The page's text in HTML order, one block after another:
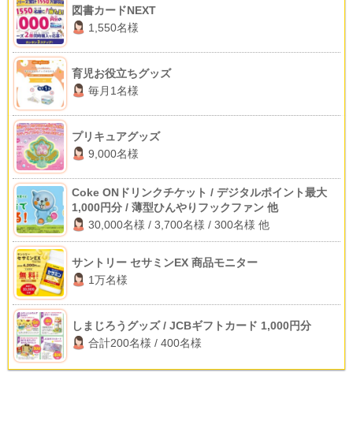
図書カードNEXT
1,550名様
育児お役立ちグッズ
毎月1名様
プリキュアグッズ
9,000名様
Coke ONドリンクチケット / デジタルポイント最大
1,000円分 / 薄型ひんやりフックファン 他
30,000名様 / 3,700名様 / 300名様 他
サントリー セサミンEX 商品モニター
1万名様
しまじろうグッズ / JCBギフトカード 1,000円分
合計200名様 / 400名様